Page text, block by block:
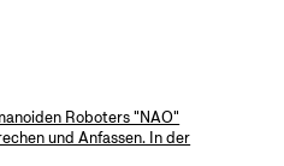
Roboters "NAO"
und Anfassen. In der